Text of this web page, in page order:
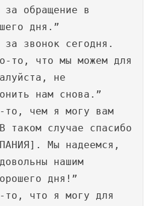
за обращение в
дня.”
за звонок сегодня.
то, что мы можем для
не
нам снова.”
то, чем я могу вам
таком случае спасибо
Мы надеемся,
нашим
дня!”
то, что я могу для